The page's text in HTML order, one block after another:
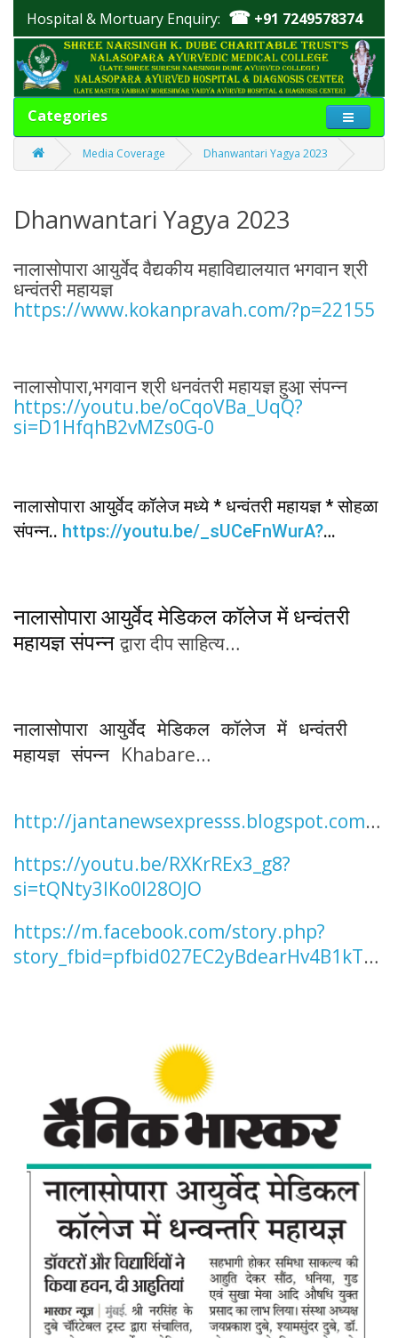
Hospital & Mortuary Enquiry: ☎ +91 7249578374
Categories
Media Coverage Dhanwantari Yagya 2023
Dhanwantari Yagya 2023
नालासोपारा आयुर्वेद वैद्यकीय महाविद्यालयात भगवान श्री
धन्वंतरी महायज्ञ
https://www.kokanpravah.com/?p=22155
नालासोपारा,भगवान श्री धनवंतरी महायज्ञ हुआ़ संपन्न
https://youtu.be/oCqoVBa_UqQ?
si=D1HfqhB2vMZs0G-0
नालासोपारा आयुर्वेद कॉलेज मध्ये * धन्वंतरी महायज्ञ * सोहळा
संपन्न.. https://youtu.be/_sUCeFnWurA?
नालासोपारा आयुर्वेद मेडिकल कॉलेज में धन्वंतरी
महायज्ञ संपन्नद्वारा दीप साहित्य
नालासोपारा आयुर्वेद मेडिकल कॉलेज में धन्वंतरी
महायज्ञ संपन्न Khabare
http://jantanewsexpresss.blogspot.com/2
https://youtu.be/RXKrREx3_g8?
si=tQNty3lKo0I28OJO
https://m.facebook.com/story.php?
story_fbid=pfbid027EC2yBdearHv4B1kTS7